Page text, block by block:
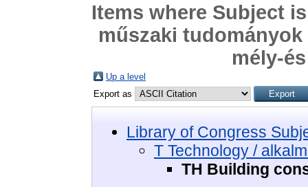
Items where Subject
műszaki
mély-
Up a level
Export as
Library of Congress
T Technology /
TH Building